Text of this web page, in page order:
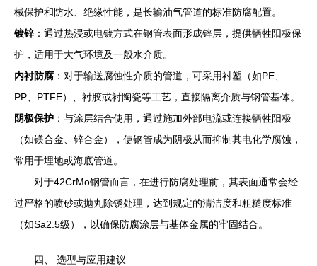
械保护和防水、绝缘性能，是长输油气管道的标准防腐配置。
镀锌：通过热浸或电镀方式在钢管表面形成锌层，提供牺牲阳极保
护，适用于大气环境及一般水介质。
内衬防腐 ：对于输送腐蚀性介质的管道，可采用衬塑（如PE、
PP、PTFE）、衬胶或衬陶瓷等工艺，直接隔离介质与钢管基体。
阴极保护 ：与涂层结合使用，通过施加外部电流或连接牺牲阳极
（如镁合金、锌合金），使钢管成为阴极从而抑制其电化学腐蚀，
常用于埋地或海底管道。
对于42CrMo钢管而言，在进行防腐处理前，其表面通常会经
过严格的喷砂或抛丸除锈处理，达到规定的清洁度和粗糙度标准
（如Sa2.5级），以确保防腐涂层与基体金属的牢固结合。
四、 选型与应用建议